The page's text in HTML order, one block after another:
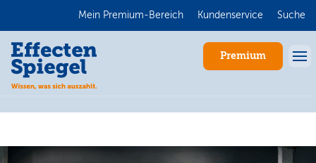
Mein Premium-Bereich Kundenservice Suche
Premium